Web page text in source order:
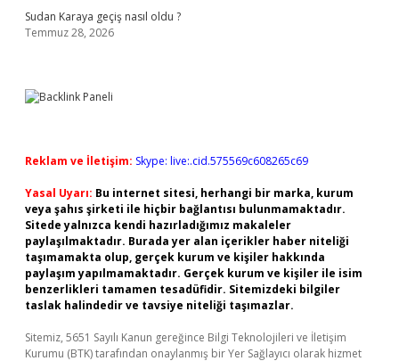
Sudan Karaya geçiş nasıl oldu ?
Temmuz 28, 2026
Reklam ve İletişim: Skype: live:.cid.575569c608265c69
Yasal Uyarı: Bu internet sitesi, herhangi bir marka, kurum
veya şahıs şirketi ile hiçbir bağlantısı bulunmamaktadır.
Sitede yalnızca kendi hazırladığımız makaleler
paylaşılmaktadır. Burada yer alan içerikler haber niteliği
taşımamakta olup, gerçek kurum ve kişiler hakkında
paylaşım yapılmamaktadır. Gerçek kurum ve kişiler ile isim
benzerlikleri tamamen tesadüfidir. Sitemizdeki bilgiler
taslak halindedir ve tavsiye niteliği taşımazlar.
Sitemiz, 5651 Sayılı Kanun gereğince Bilgi Teknolojileri ve İletişim
Kurumu (BTK) tarafından onaylanmış bir Yer Sağlayıcı olarak hizmet